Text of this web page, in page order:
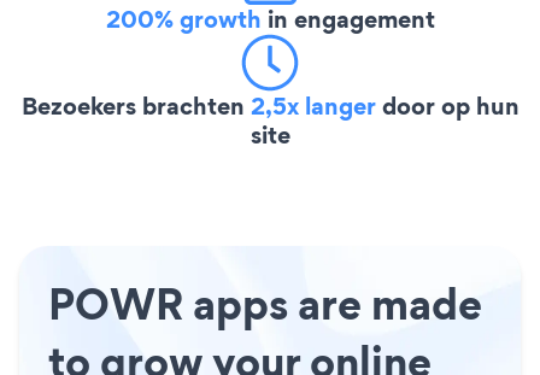
200% growth in engagement
Bezoekers brachten 2,5x langerdoor op hun
site
POWR apps are made
to grow your online